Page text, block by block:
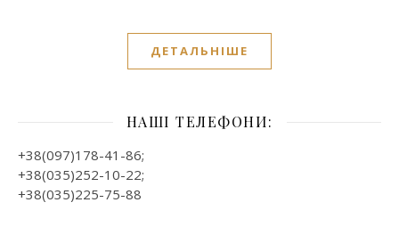
ДЕТАЛЬНІШЕ
НАШІ ТЕЛЕФОНИ:
+38(097)178-41-86;
+38(035)252-10-22;
+38(035)225-75-88